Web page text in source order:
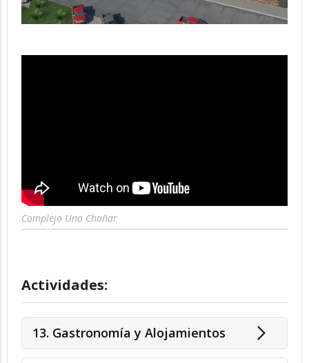
Complejo Uno Chañar
Actividades:
13. Gastronomía y Alojamientos